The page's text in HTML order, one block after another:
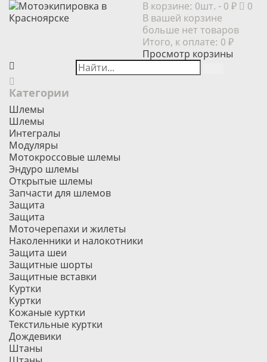
В корзине: 0шт. - 0 ₽
0
В вашей корзине
больше нет товаров
Итого, к оплате: 0 ₽
Просмотр корзины
Категории
Шлемы
Шлемы
Интегралы
Модуляры
Мотокроссовые шлемы
Эндуро шлемы
Открытые шлемы
Запчасти для шлемов
Защита
Защита
Моточерепахи и жилеты
Наколенники и налокотники
Защита шеи
Защитные шорты
Защитные вставки
Куртки
Куртки
Кожаные куртки
Текстильные куртки
Дождевики
Штаны